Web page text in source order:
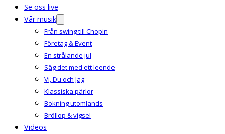
Se oss live
Vår musik
Från swing till Chopin
Företag & Event
En strålande jul
Säg det med ett leende
Vi, Du och Jag
Klassiska pärlor
Bokning utomlands
Bröllop & vigsel
Videos